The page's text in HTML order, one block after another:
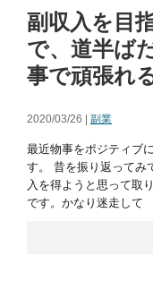
副収入を目
で、道半ば
事で頑張れ
2020/03/26 | 副業
最近物事をポジティブ
す。 昔を振り返ってみ
入を得ようと思って取
です。かなり迷走して